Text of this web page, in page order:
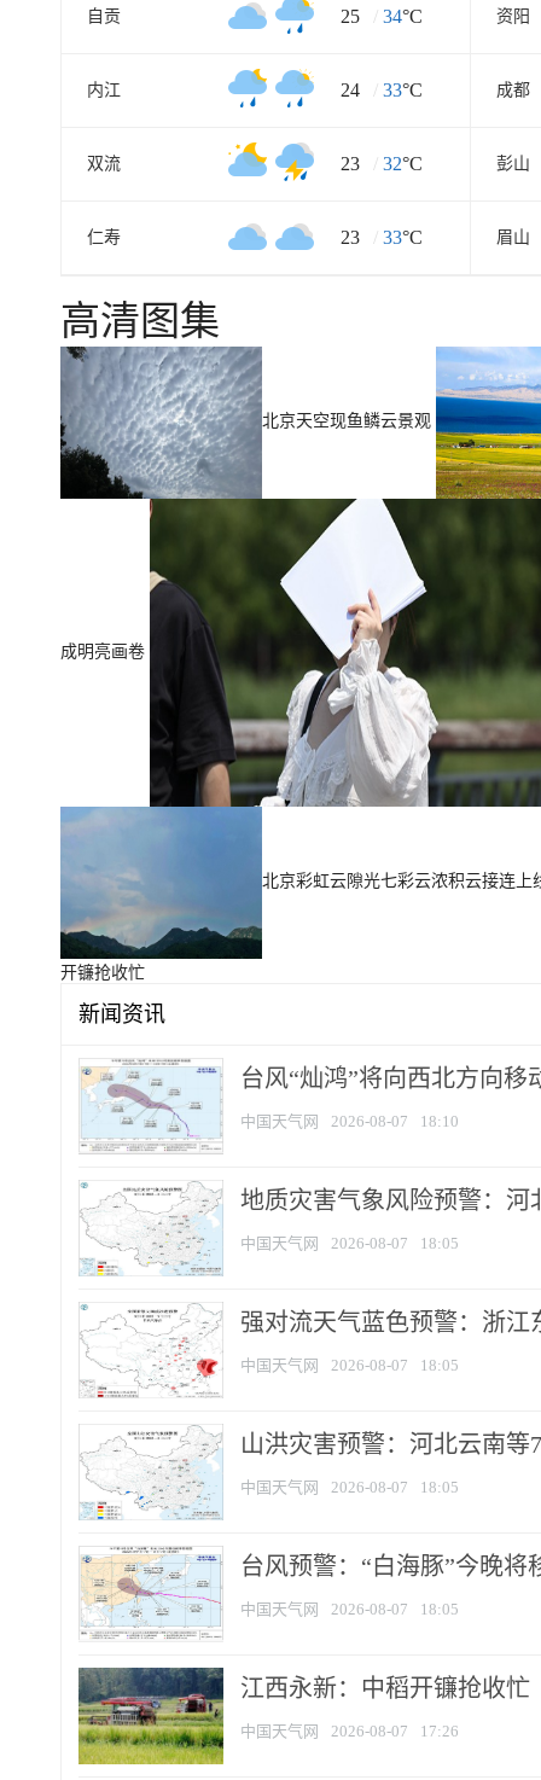
自贡 25 / 34°C 资阳
内江 24 / 33°C 成都
双流 23 / 32°C 彭山
仁寿 23 / 33°C 眉山
高清图集
北京天空现鱼鳞云景观
成明亮画卷
北京彩虹云隙光七彩云浓积云接连上
开镰抢收忙
新闻资讯
台风“灿鸿”将向西北方向移
中国天气网 2026-08-07 18:10
地质灾害气象风险预警：河
中国天气网 2026-08-07 18:05
强对流天气蓝色预警：浙江
中国天气网 2026-08-07 18:05
山洪灾害预警：河北云南
中国天气网 2026-08-07 18:05
台风预警：“白海豚”今晚将
中国天气网 2026-08-07 18:05
江西永新：中稻开镰抢收忙
中国天气网 2026-08-07 17:26